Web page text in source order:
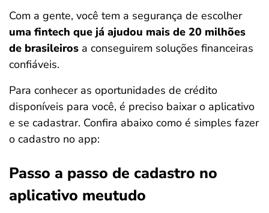
Com a gente, você tem a segurança de escolher
uma fintech que já ajudou mais de 20 milhões
de brasileiros a conseguirem soluções financeiras
confiáveis.
Para conhecer as oportunidades de crédito
disponíveis para você, é preciso baixar o aplicativo
e se cadastrar. Confira abaixo como é simples fazer
o cadastro no app:
Passo a passo de cadastro no
aplicativo meutudo